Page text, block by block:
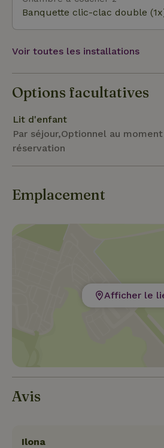
Rondje Idinkbos, un itinéraire
ruisseaux, de champs ouverts
directement de la cour avec un
allemands qui se promènent
cour.Bienvenue dans notre petit
Banquette clic-clac double
Voir toutes les installations
Options facultatives
Lit d'enfant
Par séjour,Optionnel au
réservation
Emplacement
Afficher le
Avis
Ilona